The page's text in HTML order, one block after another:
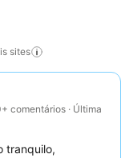
sites
comentários · Última
tranquilo,